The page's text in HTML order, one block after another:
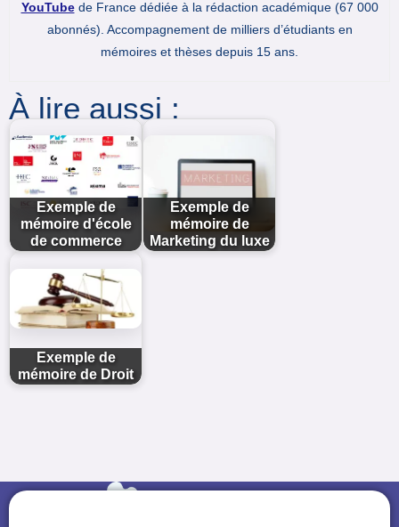
YouTubede France dédiée à la rédaction académique (67 000
abonnés). Accompagnement de milliers d’étudiants en
mémoires et thèses depuis 15 ans.
À lire aussi :
Exemple de
mémoire d'école
de commerce
Exemple de
mémoire de
Marketing du luxe
Exemple de
mémoire de Droit